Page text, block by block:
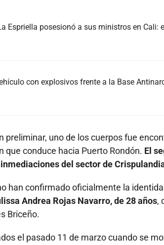
Espriella posesionó a sus ministros en Cali:
con explosivos frente a la Base
preliminar, uno de los cuerpos fue
que conduce hacia Puerto Rondón. El
del sector de
han confirmado oficialmente la
Andrea Rojas Navarro, de 28 años,
Briceño.
el pasado 11 de marzo cuando se